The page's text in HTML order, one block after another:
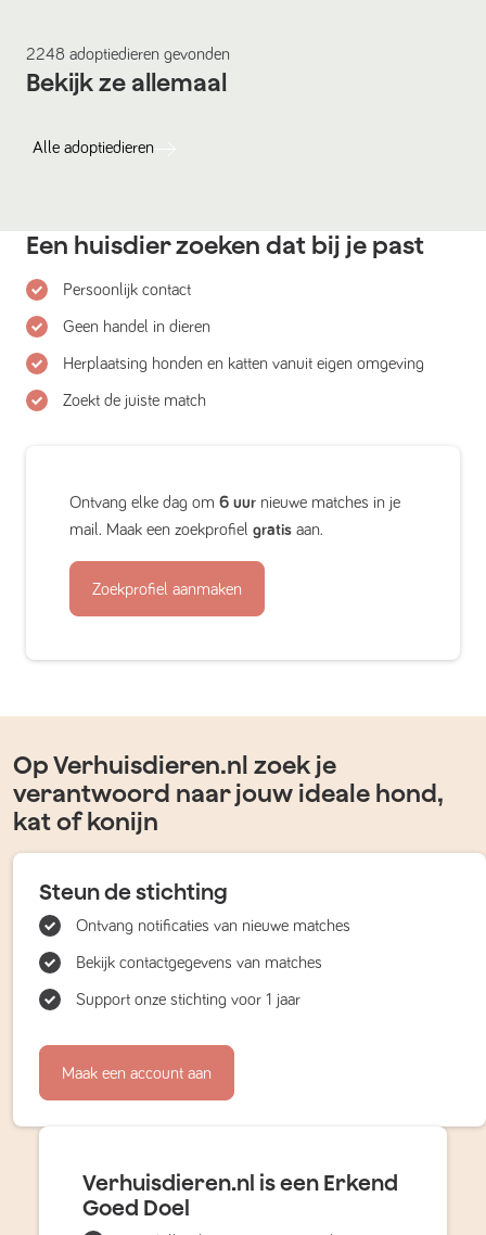
2248 adoptiedieren gevonden
Bekijk ze allemaal
Alle adoptiedieren
Een huisdier zoeken dat bij je past
Persoonlijk contact
Geen handel in dieren
Herplaatsing honden en katten vanuit eigen omgeving
Zoekt de juiste match
Ontvang elke dag om 6 uur nieuwe matches in je
mail. Maak een zoekprofiel gratis aan.
Zoekprofiel aanmaken
Op Verhuisdieren.nl zoek je
verantwoord naar jouw ideale hond,
kat of konijn
Steun de stichting
Ontvang notificaties van nieuwe matches
Bekijk contactgegevens van matches
Support onze stichting voor 1 jaar
Maak een account aan
Verhuisdieren.nl is een Erkend
Goed Doel